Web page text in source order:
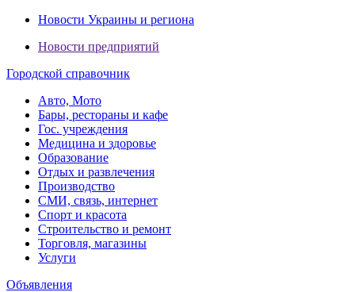
Новости Украины и региона
Новости предприятий
Городской справочник
Авто, Мото
Бары, рестораны и кафе
Гос. учреждения
Медицина и здоровье
Образование
Отдых и развлечения
Производство
СМИ, связь, интернет
Спорт и красота
Строительство и ремонт
Торговля, магазины
Услуги
Объявления